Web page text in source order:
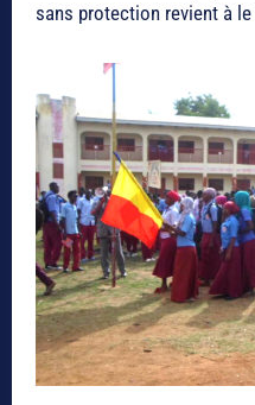
sans protection revient à